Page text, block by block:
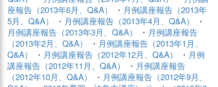
座報告（2013年6月、Q&A）
・ 月例講座報告（2013年
5月、Q&A）
・ 月例講座報告（2013年4月、Q&A）
・
月例講座報告（2013年3月、Q&A）
・ 月例講座報告
（2013年2月、Q&A）
・ 月例講座報告（2013年1月、
Q&A）
・ 月例講座報告（2012年12月、Q&A） ・ 月例
講座報告（2012年11月、Q&A）
・ 月例講座報告
（2012年10月、Q&A）
・ 月例講座報告（2012年9月、